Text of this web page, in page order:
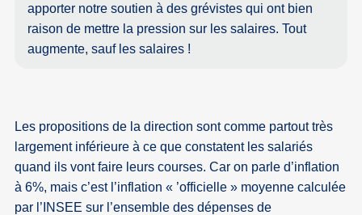
apporter notre soutien à des grévistes qui ont bien
raison de mettre la pression sur les salaires. Tout
augmente, sauf les salaires !
Les propositions de la direction sont comme partout très
largement inférieure à ce que constatent les salariés
quand ils vont faire leurs courses. Car on parle d’inflation
à 6%, mais c’est l’inflation « ’officielle » moyenne calculée
par l’INSEE sur l’ensemble des dépenses de